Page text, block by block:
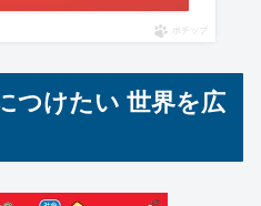
ポチップ
つけたい 世界を広